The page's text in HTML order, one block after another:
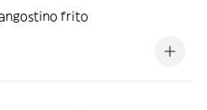
frito